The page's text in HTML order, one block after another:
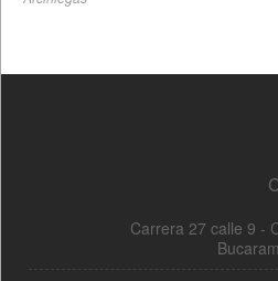
Carrera 27 calle 9 -